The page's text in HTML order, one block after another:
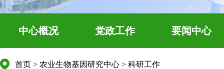
中心概况 党政工作 要闻中心
首页 > 农业生物基因研究中心 > 科研工作